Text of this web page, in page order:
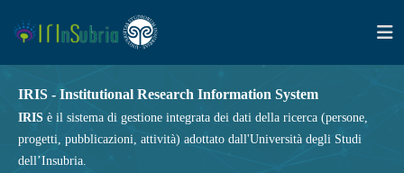
IRIS - Institutional Research Information System
IRIS è il sistema di gestione integrata dei dati della ricerca (persone,
progetti, pubblicazioni, attività) adottato dall'Università degli Studi
dell’Insubria.